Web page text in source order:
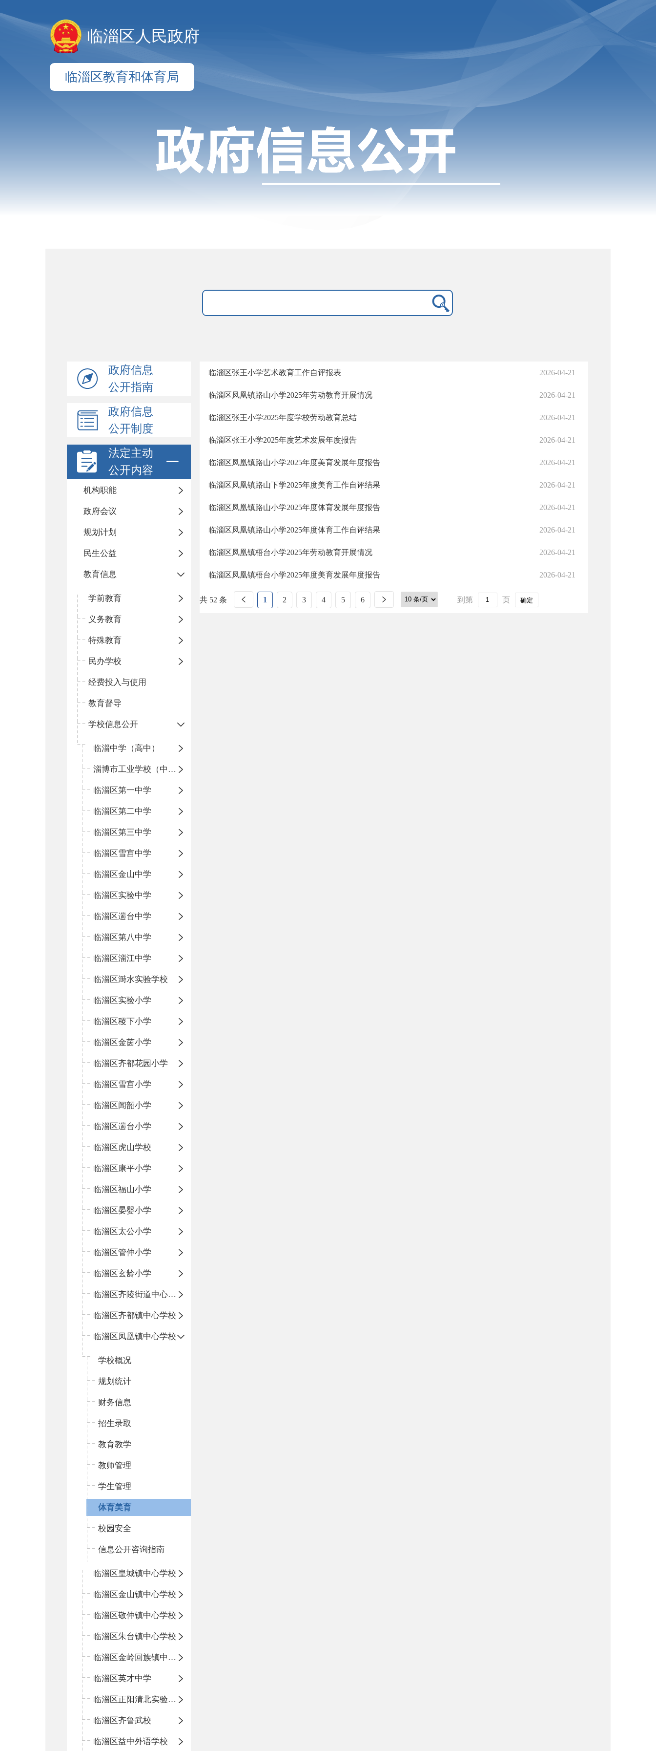
临淄区人民政府
临淄区教育和体育局
政府信息
公开指南
政府信息
公开制度
法定主动
公开内容
机构职能
政府会议
规划计划
民生公益
教育信息
学前教育
义务教育
特殊教育
民办学校
经费投入与使用
教育督导
学校信息公开
临淄中学（高中）
淄博市工业学校（中职学校）
临淄区第一中学
临淄区第二中学
临淄区第三中学
临淄区雪宫中学
临淄区金山中学
临淄区实验中学
临淄区遄台中学
临淄区第八中学
临淄区淄江中学
临淄区溡水实验学校
临淄区实验小学
临淄区稷下小学
临淄区金茵小学
临淄区齐都花园小学
临淄区雪宫小学
临淄区闻韶小学
临淄区遄台小学
临淄区虎山学校
临淄区康平小学
临淄区福山小学
临淄区晏婴小学
临淄区太公小学
临淄区管仲小学
临淄区玄龄小学
临淄区齐陵街道中心学校
临淄区齐都镇中心学校
临淄区凤凰镇中心学校
学校概况
规划统计
财务信息
招生录取
教育教学
教师管理
学生管理
体育美育
校园安全
信息公开咨询指南
临淄区皇城镇中心学校
临淄区金山镇中心学校
临淄区敬仲镇中心学校
临淄区朱台镇中心学校
临淄区金岭回族镇中心学校
临淄区英才中学
临淄区正阳清北实验学校
临淄区齐鲁武校
临淄区益中外语学校
临淄区张王小学艺术教育工作自评报表 2026-04-21
临淄区凤凰镇路山小学2025年劳动教育开展情况 2026-04-21
临淄区张王小学2025年度学校劳动教育总结 2026-04-21
临淄区张王小学2025年度艺术发展年度报告 2026-04-21
临淄区凤凰镇路山小学2025年度美育发展年度报告 2026-04-21
临淄区凤凰镇路山下学2025年度美育工作自评结果 2026-04-21
临淄区凤凰镇路山小学2025年度体育发展年度报告 2026-04-21
临淄区凤凰镇路山小学2025年度体育工作自评结果 2026-04-21
临淄区凤凰镇梧台小学2025年劳动教育开展情况 2026-04-21
临淄区凤凰镇梧台小学2025年度美育发展年度报告 2026-04-21
共 52 条 1 2 3 4 5 6 到第 页 确定